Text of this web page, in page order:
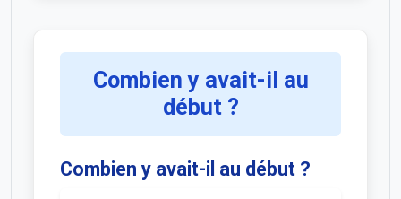
Combien y avait-il au
début ?
Combien y avait-il au début ?